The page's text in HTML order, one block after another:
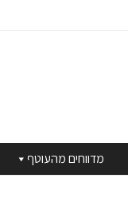
מדווחים מהעוטף